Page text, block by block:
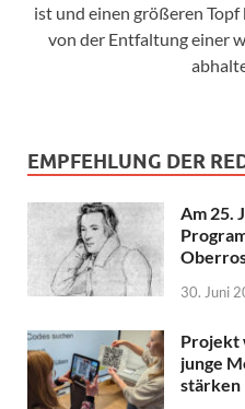
ist und einen größeren
von der Entfaltung einer
EMPFEHLUNG DER
Am 25.
30. Juni
Projekt
junge
stärken